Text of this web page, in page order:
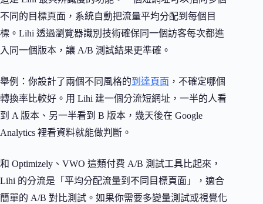
不同的目標頁面，系統自動把流量平均分配到每個目
標。Lihi 透過瀏覽器識別技術確保同一個訪客每次都進
入同一個版本，讓 A/B 測試結果更準確。
舉例：你設計了兩個不同風格的到達頁面 ，不確定哪個
轉換率比較好。用 Lihi 建一個分流短網址，一半的人看
到 A 版本、另一半看到 B 版本，幾天後在 Google
Analytics 裡看資料就能做判斷。
和 Optimizely、VWO 這類付費 A/B 測試工具比起來，
Lihi 的分流是「平均分配流量到不同目標頁面」，適合
簡單的 A/B 對比測試。如果你需要多變量測試或視覺化